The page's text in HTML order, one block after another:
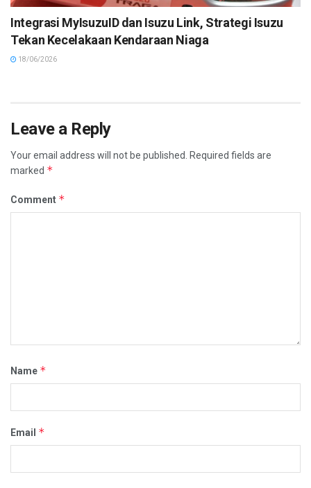
Integrasi MyIsuzuID dan Isuzu Link, Strategi Isuzu
Tekan Kecelakaan Kendaraan Niaga
18/06/2026
Leave a Reply
Your email address will not be published. Required fields are
marked *
Comment *
Name *
Email *